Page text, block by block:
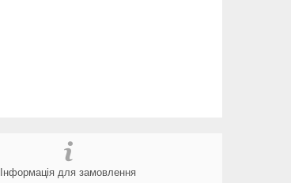
Інформація для замовлення